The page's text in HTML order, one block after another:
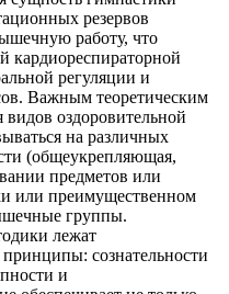
резервов
работу, что
кардиореспираторной
регуляции и
Важным теоретическим
видов оздоровительной
на различных
(общеукрепляющая,
предметов или
или преимущественном
группы.
лежат
сознательности
и